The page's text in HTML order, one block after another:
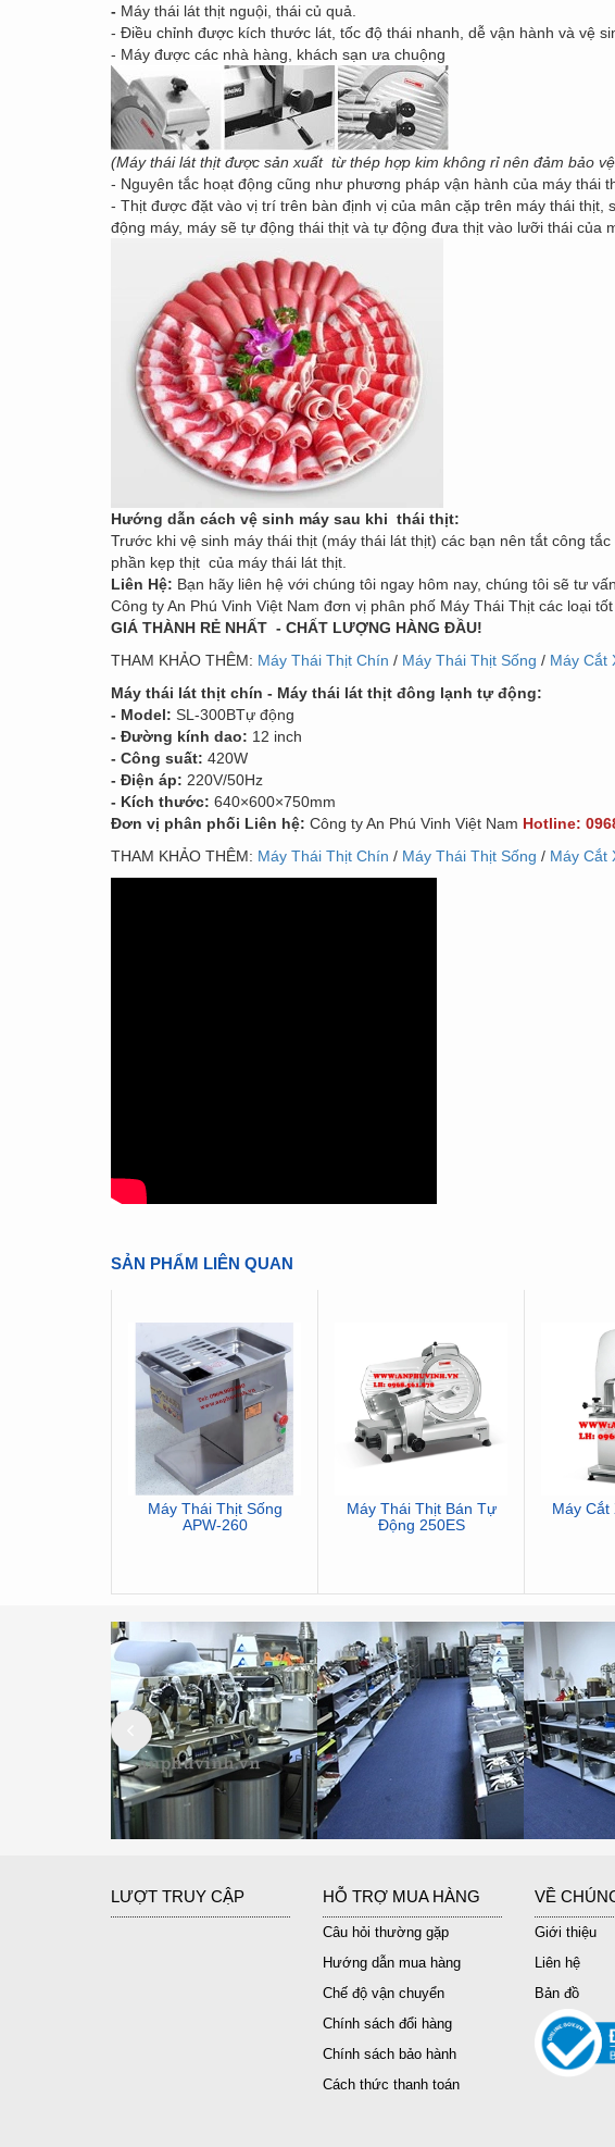
- Máy thái lát thịt nguội, thái củ quả.
- Điều chỉnh được kích thước lát, tốc độ thái nhanh, dễ vận hành và vệ
- Máy được các nhà hàng, khách sạn ưa chuộng
(Máy thái lát thịt được sản xuất từ thép hợp kim không rỉ nên đảm bảo
- Nguyên tắc hoạt động cũng như phương pháp vận hành của máy thái
- Thịt được đặt vào vị trí trên bàn định vị của mân cặp trên máy thái
động máy, máy sẽ tự động thái thịt và tự động đưa thịt vào lưỡi thái của
Hướng dẫn cách vệ sinh máy sau khi thái thịt:
Trước khi vệ sinh máy thái thịt (máy thái lát thịt) các bạn nên tắt công
phần kẹp thịt của máy thái lát thịt.
Liên Hệ: Bạn hãy liên hệ với chúng tôi ngay hôm nay, chúng tôi sẽ tư
Công ty An Phú Vinh Việt Nam đơn vị phân phố Máy Thái Thịt các loại
GIÁ THÀNH RẺ NHẤT - CHẤT LƯỢNG HÀNG ĐẦU!
THAM KHẢO THÊM: Máy Thái Thịt Chín / Máy Thái Thịt Sống / Máy Cắt
Máy thái lát thịt chín - Máy thái lát thịt đông lạnh tự động:
- Model: SL-300BTự động
- Đường kính dao: 12 inch
- Công suất: 420W
- Điện áp: 220V/50Hz
- Kích thước: 640×600×750mm
Đơn vị phân phối Liên hệ: Công ty An Phú Vinh Việt Nam Hotline:
THAM KHẢO THÊM: Máy Thái Thịt Chín / Máy Thái Thịt Sống / Máy Cắt
SẢN PHẨM LIÊN QUAN
Máy Thái Thịt Sống
APW-260
Máy Thái Thịt Bán Tự
Động 250ES
Máy Cắt
LƯỢT TRUY CẬP HỖ TRỢ MUA HÀNG
Câu hỏi thường gặp
Hướng dẫn mua hàng
Chế độ vận chuyển
Chính sách đổi hàng
Chính sách bảo hành
Cách thức thanh toán
VỀ
Giới thiệu
Liên hệ
Bản đồ